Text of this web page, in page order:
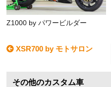
Z1000 by パワービルダー
XSR700 by モトサロン
その他のカスタム車